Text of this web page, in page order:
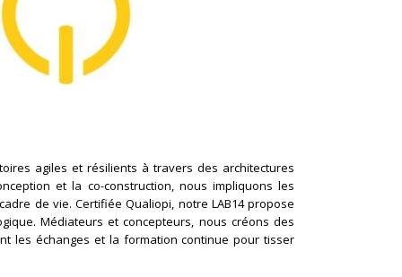
agiles et résilients à travers des architectures
et la co-construction, nous impliquons les
de vie. Certifiée Qualiopi, notre LAB14 propose
Médiateurs et concepteurs, nous créons des
les échanges et la formation continue pour tisser